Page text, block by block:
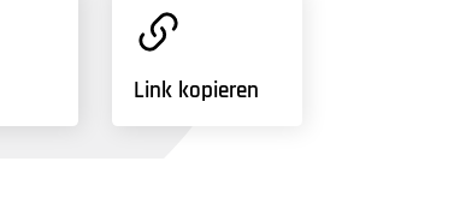
Link kopieren